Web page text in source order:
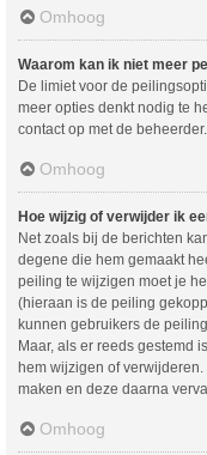
Omhoog
Waarom kan ik niet meer
De limiet voor de
meer opties denkt nodig te
contact op met de beheerder.
Omhoog
Hoe wijzig of verwijder ik
Net zoals bij de berichten
degene die hem gemaakt
peiling te wijzigen moet je
(hieraan is de peiling
kunnen gebruikers de
Maar, als er reeds gestemd
hem wijzigen of
maken en deze daarna
Omhoog